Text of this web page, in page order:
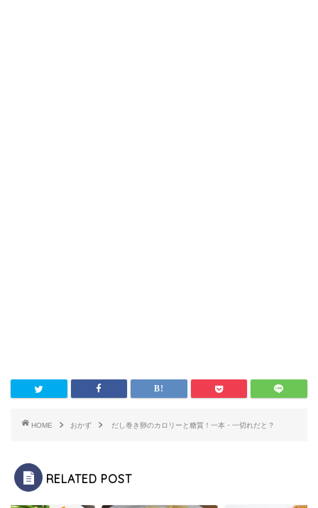
HOME おかず だし巻き卵のカロリーと糖質！一本・一切れだと？
RELATED POST